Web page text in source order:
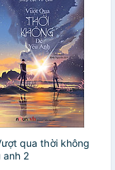
qua thời không
anh 2